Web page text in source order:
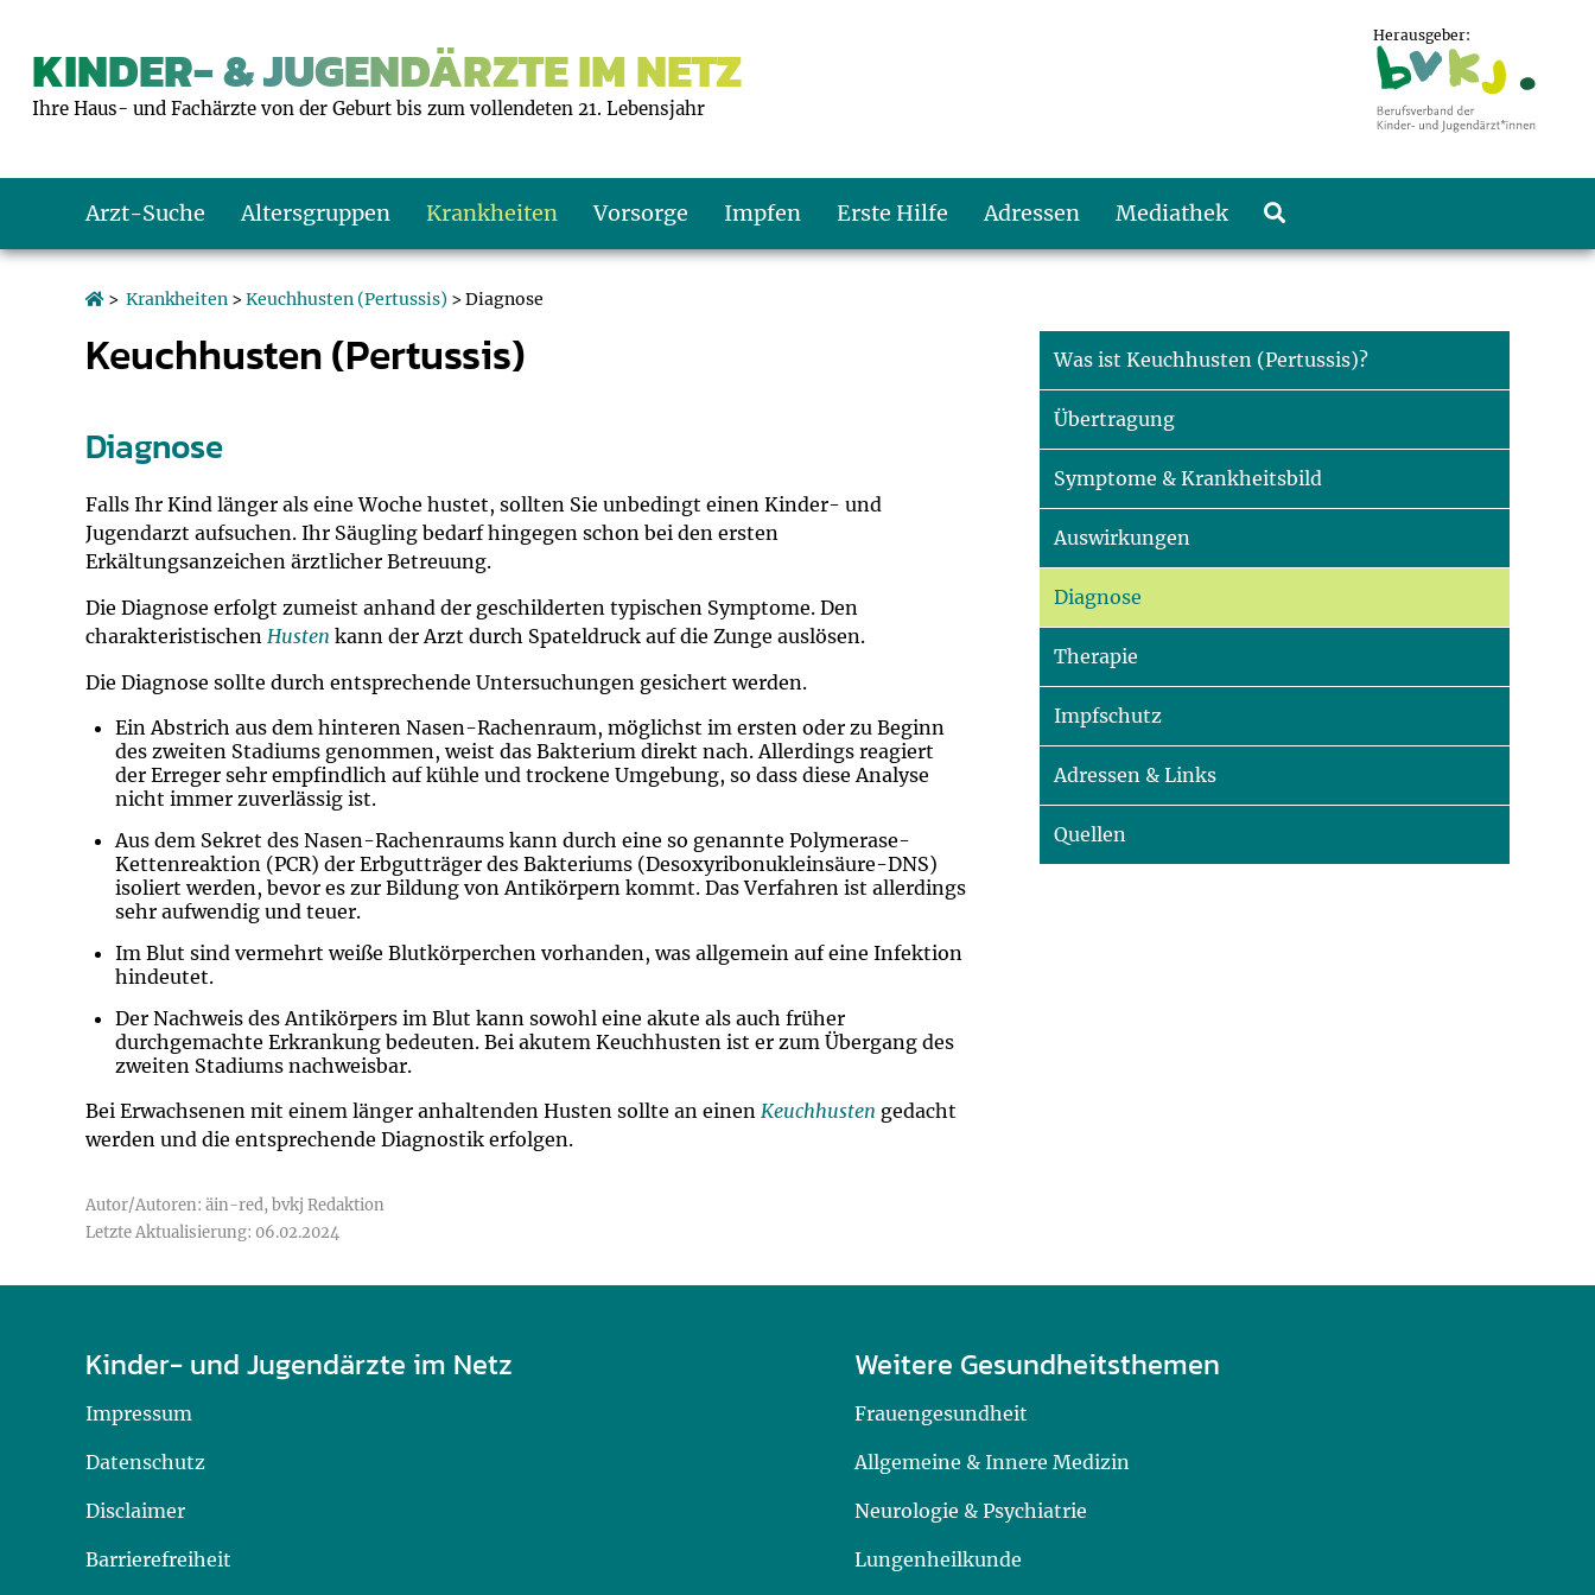
KINDER- & JUGENDÄRZTE IM NETZ
Ihre Haus- und Fachärzte von der Geburt bis zum vollendeten 21. Lebensjahr
Herausgeber:
Arzt-Suche Altersgruppen
Kleinkinder
Krankheiten Vorsorge
Kleinkind: U7 bis U9
Impfen
Impfen: Wann und wie oft?
Impfsicherheit
Häufige Fragen
Recht auf Impfung
Vorsorge- und Impferinnerung
Erste Hilfe
Giftnotruf
Notdienste
Adressen
Sozialpädiatrie
Mediathek
Körpergrößen-Rechner
Empfehlungen zum Bildschirmmediengebrauch
Hörlexikon
Material zu den Vorsorgen
Entwicklungskalender
Broschüren und Informationsflyer
U0-Vorsorge
> Krankheiten >Keuchhusten (Pertussis) > Diagnose
Keuchhusten (Pertussis)
Diagnose
Falls Ihr Kind länger als eine Woche hustet, sollten Sie unbedingt einen Kinder- und
Jugendarzt aufsuchen. Ihr Säugling bedarf hingegen schon bei den ersten
Erkältungsanzeichen ärztlicher Betreuung.
Die Diagnose erfolgt zumeist anhand der geschilderten typischen Symptome. Den
charakteristischen Husten kann der Arzt durch Spateldruck auf die Zunge auslösen.
Die Diagnose sollte durch entsprechende Untersuchungen gesichert werden.
Ein Abstrich aus dem hinteren Nasen-Rachenraum, möglichst im ersten oder zu Beginn
des zweiten Stadiums genommen, weist das Bakterium direkt nach. Allerdings reagiert
der Erreger sehr empfindlich auf kühle und trockene Umgebung, so dass diese Analyse
nicht immer zuverlässig ist.
Aus dem Sekret des Nasen-Rachenraums kann durch eine so genannte Polymerase-
Kettenreaktion (PCR) der Erbgutträger des Bakteriums (Desoxyribonukleinsäure-DNS)
isoliert werden, bevor es zur Bildung von Antikörpern kommt. Das Verfahren ist allerdings
sehr aufwendig und teuer.
Im Blut sind vermehrt weiße Blutkörperchen vorhanden, was allgemein auf eine Infektion
hindeutet.
Der Nachweis des Antikörpers im Blut kann sowohl eine akute als auch früher
durchgemachte Erkrankung bedeuten. Bei akutem Keuchhusten ist er zum Übergang des
zweiten Stadiums nachweisbar.
Bei Erwachsenen mit einem länger anhaltenden Husten sollte an einen Keuchhusten gedacht
werden und die entsprechende Diagnostik erfolgen.
Autor/Autoren: äin-red, bvkj Redaktion
Letzte Aktualisierung: 06.02.2024
Was ist Keuchhusten (Pertussis)?
Übertragung
Symptome & Krankheitsbild
Auswirkungen
Diagnose
Therapie
Impfschutz
Adressen & Links
Quellen
Kinder- und Jugendärzte im Netz
Impressum
Datenschutz
Disclaimer
Barrierefreiheit
Weitere Gesundheitsthemen
Frauengesundheit
Allgemeine & Innere Medizin
Neurologie & Psychiatrie
Lungenheilkunde